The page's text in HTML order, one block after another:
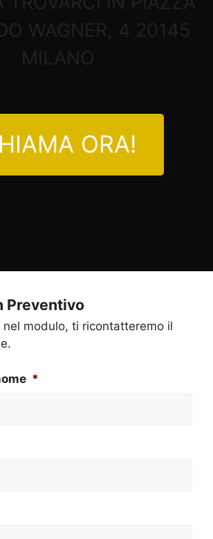
WAGNER, 4 20145
MILANO
ORA!
Preventivo
nel modulo, ti ricontatteremo il
*